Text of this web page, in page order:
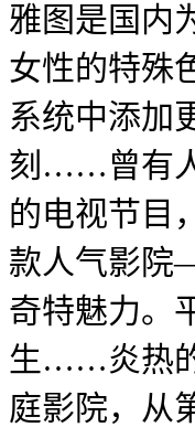
雅图是国内
女性的特殊
系统中添加
刻……曾有人
的电视节目
款人气影院
奇特魅力。
生……炎热的
庭影院，从